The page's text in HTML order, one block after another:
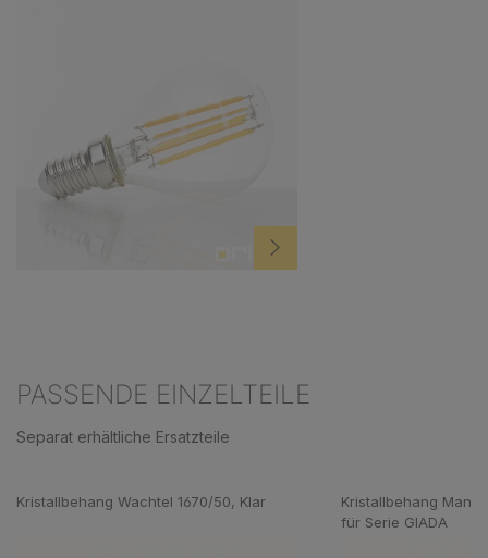
PASSENDE EINZELTEILE
Separat erhältliche Ersatzteile
Kristallbehang Wachtel 1670/50, Klar
Kristallbehang
für Serie GIADA